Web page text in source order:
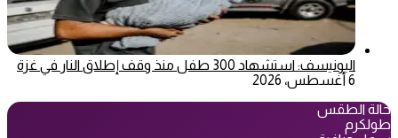
اليونيسف: استشهاد 300 طفل منذ وقف إطلاق النار في غزة
6 أغسطس، 2026
حالة الطقس
طولكرم